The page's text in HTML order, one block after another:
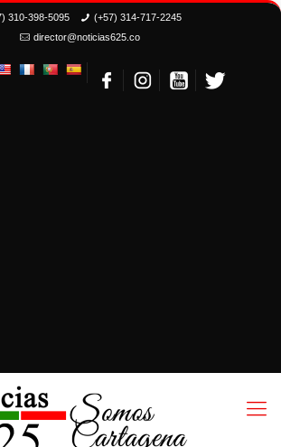
310-398-5095
(+57) 314-717-2245
director@noticias625.co